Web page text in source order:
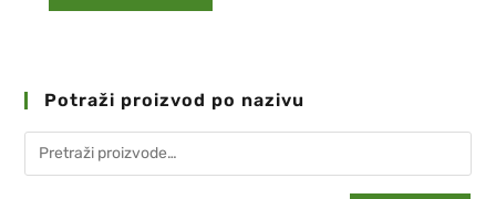
Potraži proizvod po nazivu